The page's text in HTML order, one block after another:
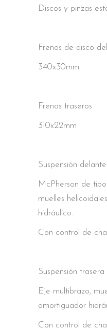
Discos y pinzas
Frenos de disco
340x30mm
Frenos traseros
310x22mm
Suspensión
McPherson de
muelles
hidráulico.
Con control de
Suspensión trasera
Eje multibrazo,
amortiguador
Con control de